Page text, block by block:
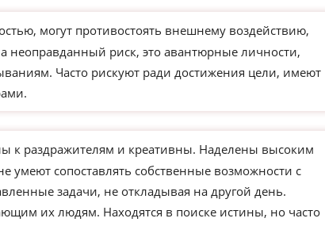
могут противостоять внешнему воздействию,
риск, это авантюрные личности,
Часто рискуют ради достижения цели, имеют
к раздражителям и креативны. Наделены высоким
умеют сопоставлять собственные возможности с
задачи, не откладывая на другой день.
их людям. Находятся в поиске истины, но часто